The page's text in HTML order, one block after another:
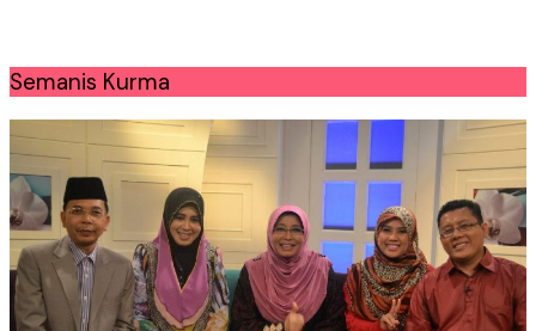
Semanis Kurma